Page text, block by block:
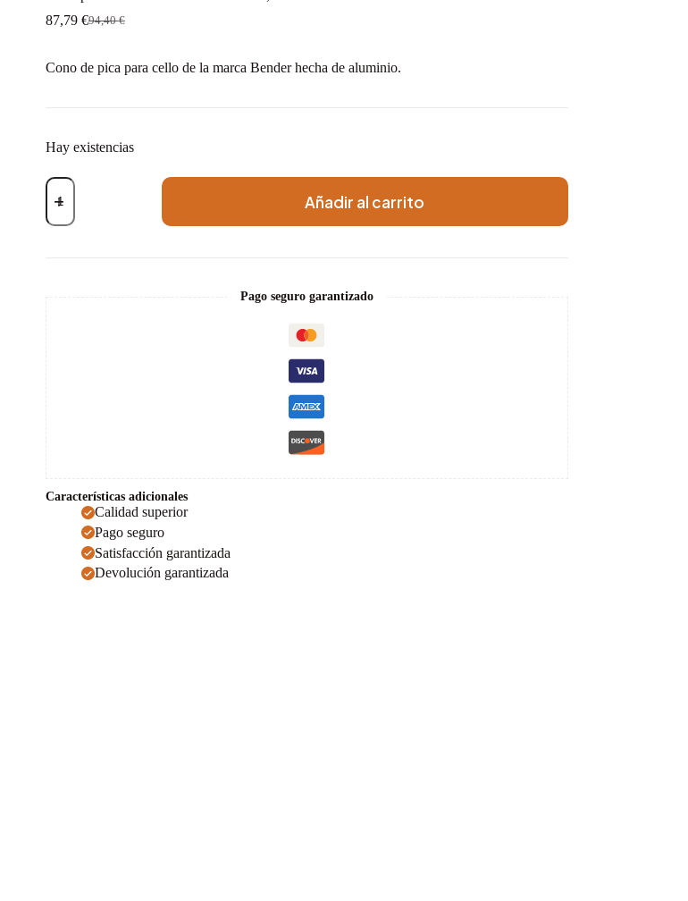
94,40€
El
original
era:
87,79 €El
actual
es:
Cono de pica para cello de la marca Bender hecha de aluminio.
Hay existencias
Cono
pica
cello
Añadir al carrito
Pago seguro garantizado
Características adicionales
Calidad superior
Pago seguro
Satisfacción garantizada
Devolución garantizada